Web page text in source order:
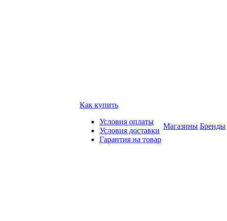
Как купить
Условия оплаты
Условия доставки
Гарантия на товар
Магазины Бренды